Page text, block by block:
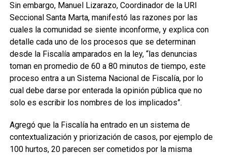
Sin embargo, Manuel Lizarazo, Coordinador de la URI
Seccional Santa Marta, manifestó las razones por las
cuales la comunidad se siente inconforme, y explica con
detalle cada uno de los procesos que se determinan
desde la Fiscalía amparados en la ley, “las denuncias
toman en promedio de 60 a 80 minutos de tiempo, este
proceso entra a un Sistema Nacional de Fiscalía, por lo
cual debe darse por enterada la opinión pública que no
solo es escribir los nombres de los implicados”.
Agregó que la Fiscalía ha entrado en un sistema de
contextualización y priorización de casos, por ejemplo de
100 hurtos, 20 parecen ser cometidos por la misma